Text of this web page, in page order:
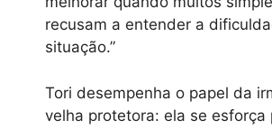
recusam a entender a
situação.”
Tori desempenha o papel da
velha protetora: ela se esforça